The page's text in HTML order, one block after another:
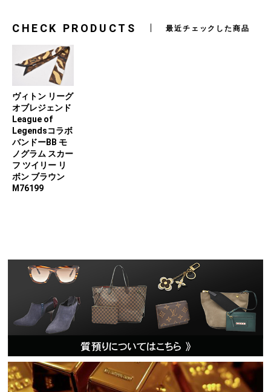
CHECK PRODUCTS 最近チェックした商品
ヴィトン リーグ
オブレジェンド
League of
Legendsコラボ
バンドーBB モ
ノグラム スカー
フ ツイリー リ
ボン ブラウン
M76199